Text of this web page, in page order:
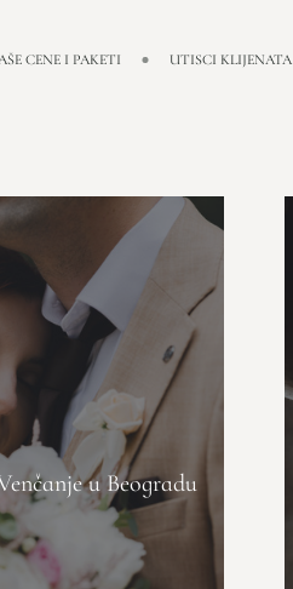
CENE I PAKETI UTISCI KLIJENATA
u Beogradu